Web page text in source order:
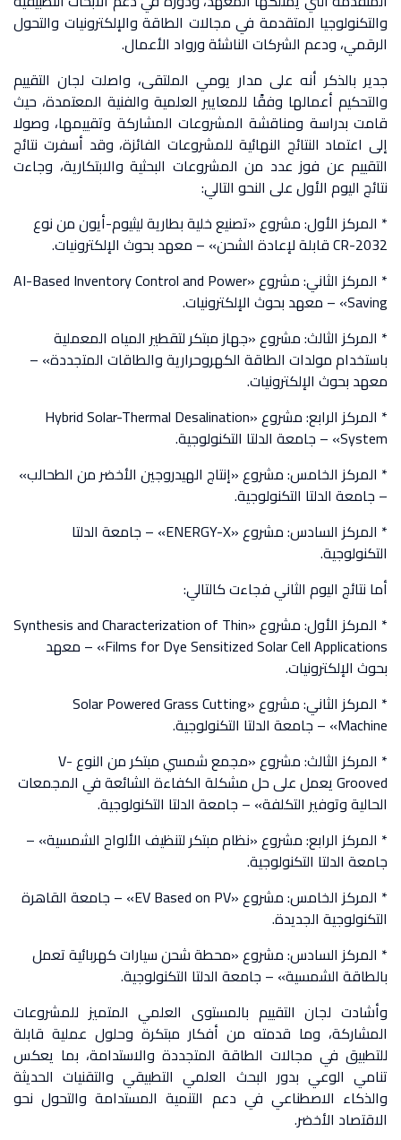
والتكنولوجيا المتقدمة في مجالات الطاقة والإلكترونيات والتحول
الرقمي، ودعم الشركات الناشئة ورواد الأعمال.
جدير بالذكر أنه على مدار يومي الملتقى، واصلت لجان التقييم
والتحكيم أعمالها وفقًا للمعايير العلمية والفنية المعتمدة، حيث
قامت بدراسة ومناقشة المشروعات المشاركة وتقييمها، وصولا
إلى اعتماد النتائج النهائية للمشروعات الفائزة، وقد أسفرت نتائج
التقييم عن فوز عدد من المشروعات البحثية والابتكارية، وجاءت
نتائج اليوم الأول على النحو التالي:
* المركز الأول: مشروع «تصنيع خلية بطارية ليثيوم-أيون من نوع
CR-2032 قابلة لإعادة الشحن» – معهد بحوث الإلكترونيات.
* المركز الثاني: مشروع «AI-Based Inventory Control and Power
Saving» – معهد بحوث الإلكترونيات.
* المركز الثالث: مشروع «جهاز مبتكر لتقطير المياه المعملية
باستخدام مولدات الطاقة الكهروحرارية والطاقات المتجددة» –
معهد بحوث الإلكترونيات.
* المركز الرابع: مشروع «Hybrid Solar-Thermal Desalination
System» – جامعة الدلتا التكنولوجية.
* المركز الخامس: مشروع «إنتاج الهيدروجين الأخضر من الطحالب»
– جامعة الدلتا التكنولوجية.
* المركز السادس: مشروع «ENERGY-X» – جامعة الدلتا
التكنولوجية.
أما نتائج اليوم الثاني فجاءت كالتالي:
* المركز الأول: مشروع «Synthesis and Characterization of Thin
Films for Dye Sensitized Solar Cell Applications» – معهد
بحوث الإلكترونيات.
* المركز الثاني: مشروع «Solar Powered Grass Cutting
Machine» – جامعة الدلتا التكنولوجية.
* المركز الثالث: مشروع «مجمع شمسي مبتكر من النوع V-
Grooved يعمل على حل مشكلة الكفاءة الشائعة في المجمعات
الحالية وتوفير التكلفة» – جامعة الدلتا التكنولوجية.
* المركز الرابع: مشروع «نظام مبتكر لتنظيف الألواح الشمسية» –
جامعة الدلتا التكنولوجية.
* المركز الخامس: مشروع «EV Based on PV» – جامعة القاهرة
التكنولوجية الجديدة.
* المركز السادس: مشروع «محطة شحن سيارات كهربائية تعمل
بالطاقة الشمسية» – جامعة الدلتا التكنولوجية.
وأشادت لجان التقييم بالمستوى العلمي المتميز للمشروعات
المشاركة، وما قدمته من أفكار مبتكرة وحلول عملية قابلة
للتطبيق في مجالات الطاقة المتجددة والاستدامة، بما يعكس
تنامي الوعي بدور البحث العلمي التطبيقي والتقنيات الحديثة
والذكاء الاصطناعي في دعم التنمية المستدامة والتحول نحو
الاقتصاد الأخضر.